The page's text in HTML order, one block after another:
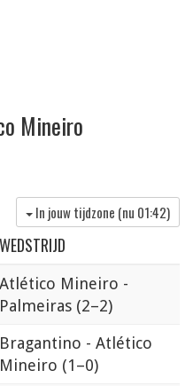
Mineiro
In jouw tijdzone (nu 01:42)
WEDSTRIJD
Atlético Mineiro -
Palmeiras (2–2)
Bragantino - Atlético
Mineiro (1–0)